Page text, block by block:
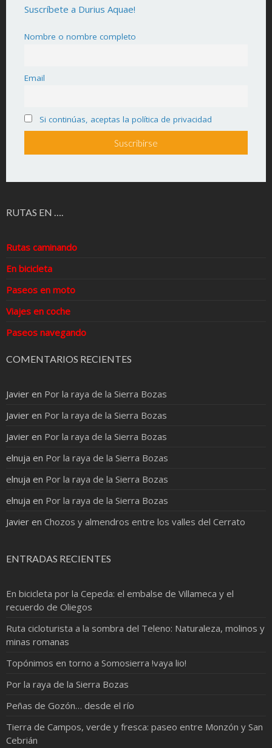
Suscríbete a Durius Aquae!
Nombre o nombre completo
Email
Si continúas, aceptas la política de privacidad
RUTAS EN ….
Rutas caminando
En bicicleta
Paseos en moto
Viajes en coche
Paseos navegando
COMENTARIOS RECIENTES
Javier en Por la raya de la Sierra Bozas
Javier en Por la raya de la Sierra Bozas
Javier en Por la raya de la Sierra Bozas
elnuja en Por la raya de la Sierra Bozas
elnuja en Por la raya de la Sierra Bozas
elnuja en Por la raya de la Sierra Bozas
Javier en Chozos y almendros entre los valles del Cerrato
ENTRADAS RECIENTES
En bicicleta por la Cepeda: el embalse de Villameca y el
recuerdo de Oliegos
Ruta cicloturista a la sombra del Teleno: Naturaleza, molinos y
minas romanas
Topónimos en torno a Somosierra !vaya lio!
Por la raya de la Sierra Bozas
Peñas de Gozón… desde el río
Tierra de Campos, verde y fresca: paseo entre Monzón y San
Cebrián